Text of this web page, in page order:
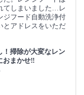
てしまいました…レ
ジフード自動洗浄付
とアドレスをいただ
！掃除が大変なレン
おまかせ‼︎